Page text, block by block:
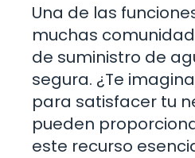
Una de las
muchas
de suministro de
segura. ¿Te
para satisfacer tu
pueden
este recurso